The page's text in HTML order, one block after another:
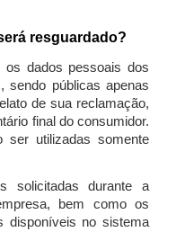
resguardado?
os dados pessoais dos
sendo públicas apenas
de sua reclamação,
final do consumidor.
ser utilizadas somente
solicitadas durante a
bem como os
disponíveis no sistema